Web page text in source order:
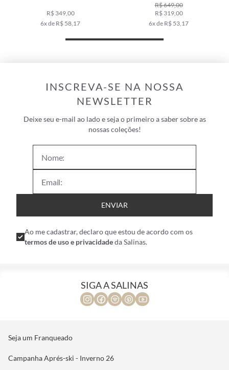
R$ 349,00
6x de R$ 58,17
R$ 649,00
R$ 319,00
6x de R$ 53,17
INSCREVA-SE NA NOSSA
NEWSLETTER
Deixe seu e-mail ao lado e seja o primeiro a saber sobre as
nossas coleções!
ENVIAR
Ao me cadastrar, declaro que estou de acordo com os
termos de uso e privacidadeda Salinas.
SIGA A SALINAS
Seja um Franqueado
Campanha Aprés-ski - Inverno 26